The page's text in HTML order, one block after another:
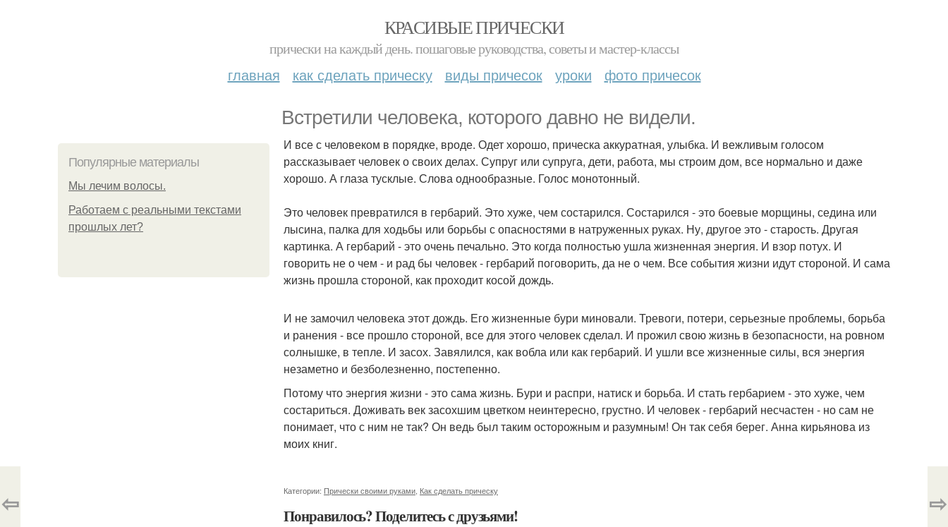
КРАСИВЫЕ ПРИЧЕСКИ
прически на каждый день. пошаговые руководства, советы и мастер-классы
главная как сделать прическу виды причесок уроки фото причесок
Встретили человека, которого давно не видели.
Популярные материалы
Мы лечим волосы.
Работаем с реальными текстами
прошлых лет?
И все с человеком в порядке, вроде. Одет хорошо, прическа аккуратная, улыбка. И вежливым голосом
рассказывает человек о своих делах. Супруг или супруга, дети, работа, мы строим дом, все нормально и даже
хорошо. А глаза тусклые. Слова однообразные. Голос монотонный.
Это человек превратился в гербарий. Это хуже, чем состарился. Состарился - это боевые морщины, седина или
лысина, палка для ходьбы или борьбы с опасностями в натруженных руках. Ну, другое это - старость. Другая
картинка. А гербарий - это очень печально. Это когда полностью ушла жизненная энергия. И взор потух. И
говорить не о чем - и рад бы человек - гербарий поговорить, да не о чем. Все события жизни идут стороной. И сама
жизнь прошла стороной, как проходит косой дождь.
И не замочил человека этот дождь. Его жизненные бури миновали. Тревоги, потери, серьезные проблемы, борьба
и ранения - все прошло стороной, все для этого человек сделал. И прожил свою жизнь в безопасности, на ровном
солнышке, в тепле. И засох. Завялился, как вобла или как гербарий. И ушли все жизненные силы, вся энергия
незаметно и безболезненно, постепенно.
Потому что энергия жизни - это сама жизнь. Бури и распри, натиск и борьба. И стать гербарием - это хуже, чем
состариться. Доживать век засохшим цветком неинтересно, грустно. И человек - гербарий несчастен - но сам не
понимает, что с ним не так? Он ведь был таким осторожным и разумным! Он так себя берег. Анна кирьянова из
моих книг.
Категории: Прически своими руками Как сделать прическу
Понравилось? Поделитесь с друзьями!
⇦ ⇨